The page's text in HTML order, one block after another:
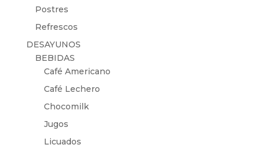
Postres
Refrescos
DESAYUNOS
BEBIDAS
Café Americano
Café Lechero
Chocomilk
Jugos
Licuados